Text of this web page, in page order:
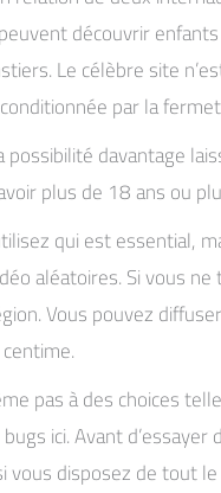
découvrir
Le célèbre site
par la
davantage
plus de 18 ans ou
qui est essential,
aléatoires. Si vous
Vous pouvez
pas à des choices
ici. Avant
disposez de